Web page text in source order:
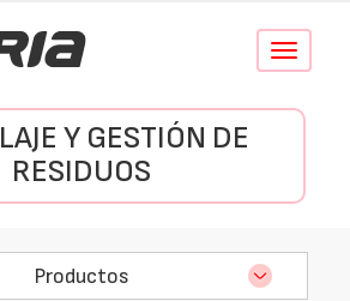
Conmutar
Y GESTIÓN DE
RESIDUOS
Productos